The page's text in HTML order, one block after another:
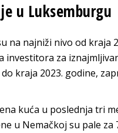
u Luksemburgu
na najniži nivo od kraja
za
kraja 2023. godine,
kuća u poslednja tri
u Nemačkoj su pale za